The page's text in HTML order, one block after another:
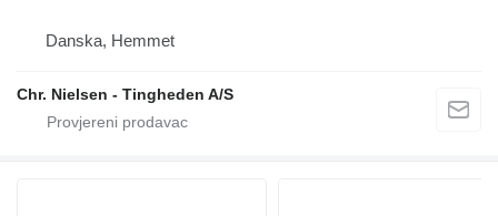
Danska, Hemmet
Chr. Nielsen - Tingheden A/S